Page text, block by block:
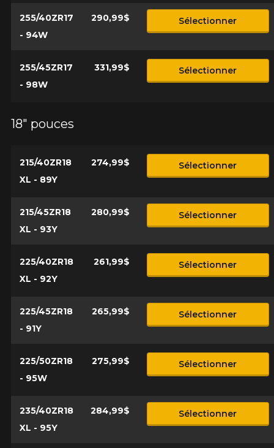
255/40ZR17
- 94W
290,99$ Sélectionner
255/45ZR17
- 98W
331,99$ Sélectionner
18" pouces
215/40ZR18
XL - 89Y
274,99$ Sélectionner
215/45ZR18
XL - 93Y
280,99$ Sélectionner
225/40ZR18
XL - 92Y
261,99$ Sélectionner
225/45ZR18
- 91Y
265,99$ Sélectionner
225/50ZR18
- 95W
275,99$ Sélectionner
235/40ZR18
XL - 95Y
284,99$ Sélectionner